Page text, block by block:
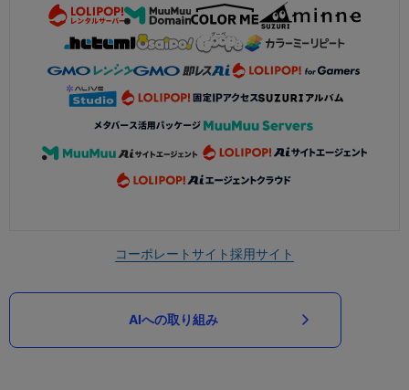
コーポレートサイト採用サイト
AIへの取り組み